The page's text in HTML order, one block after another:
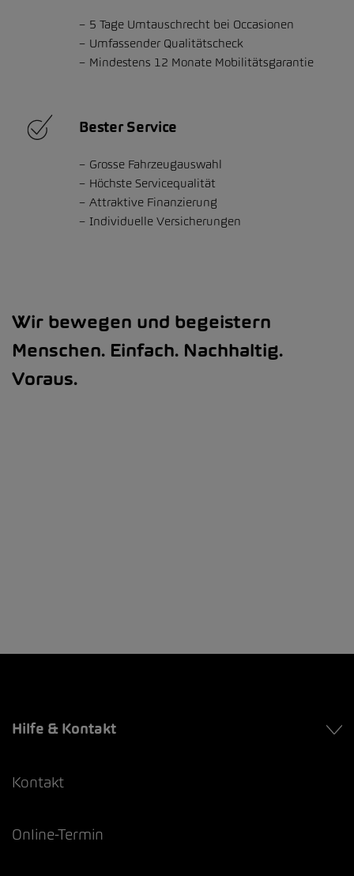
5 Tage Umtauschrecht bei Occasionen
Umfassender Qualitätscheck
Mindestens 12 Monate Mobilitätsgarantie
Bester Service
Grosse Fahrzeugauswahl
Höchste Servicequalität
Attraktive Finanzierung
Individuelle Versicherungen
Wir bewegen und begeistern
Menschen. Einfach. Nachhaltig.
Voraus.
Hilfe & Kontakt
Kontakt
Online-Termin